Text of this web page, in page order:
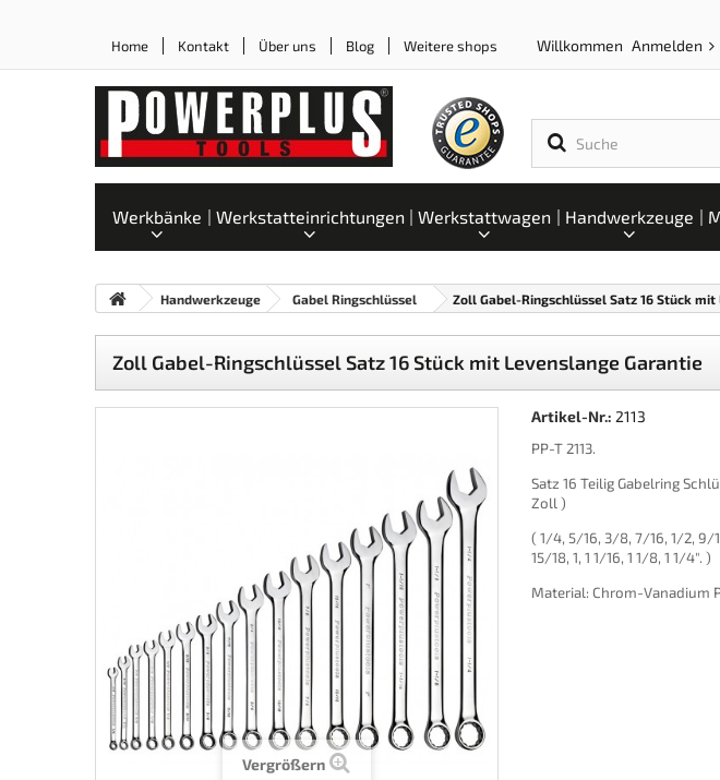
Home Kontakt Über uns Blog Weitere shops Willkommen Anmelden
Werkbänke Werkstatteinrichtungen Werkstattwagen Handwerkzeuge
Handwerkzeuge Gabel Ringschlüssel Zoll Gabel-Ringschlüssel Satz 16 Stück
Zoll Gabel-Ringschlüssel Satz 16 Stück mit Levenslange Garantie
Vergrößern
Artikel-Nr.: 2113
PP-T 2113.
Satz 16 Teilig Gabelring
Zoll )
( 1/4, 5/16, 3/8, 7/16, 1/2, 9/
15/18, 1, 1 1/16, 1 1/8, 1 1/4". )
Material: Chrom-Vanadium